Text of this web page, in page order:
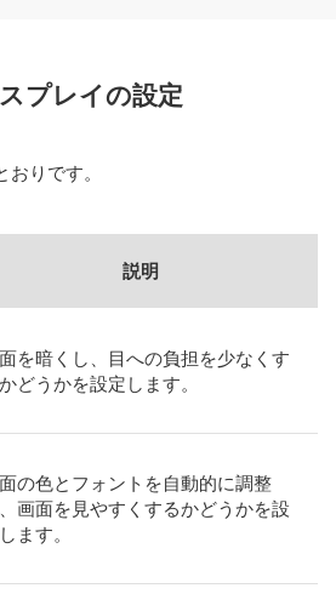
プレイの設定
りです。
説明
を暗くし、目への負担を少なくす
どうかを設定します。
の色とフォントを自動的に調整
画面を見やすくするかどうかを設
ます。